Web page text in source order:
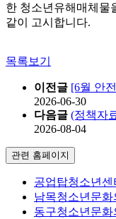
한 청소년유해매체물
같이 고시합니다.
목록보기
이전글 [6월 안
2026-06-30
다음글 (정책자
2026-08-04
관련 홈페이지
공업탑청소년센
남목청소년문화
동구청소년문화